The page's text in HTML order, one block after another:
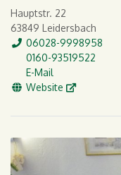
Hauptstr. 22
63849 Leidersbach
Tel.
06028-9998958
Mobil
0160-93519522
E-Mail
E-Mail
WWW
Website